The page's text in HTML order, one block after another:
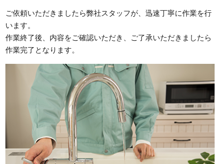
ご依頼いただきましたら弊社スタッフが、迅速丁寧に作業を行
います。
作業終了後、内容をご確認いただき、ご了承いただきましたら
作業完了となります。